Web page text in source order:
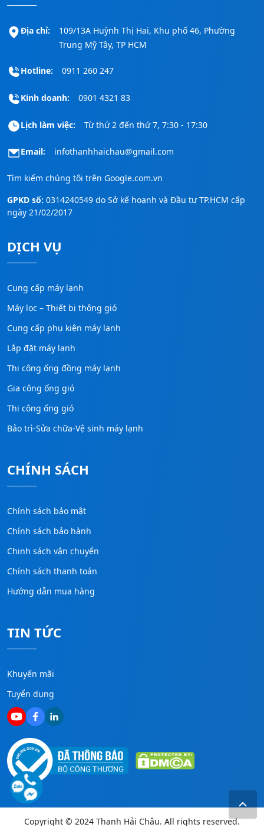
Địa chỉ:
109/13A Huỳnh Thị Hai, Khu phố 46, Phường
Trung Mỹ Tây, TP HCM
Hotline: 0911 260 247
Kinh doanh: 0901 4321 83
Lịch làm việc: Từ thứ 2 đến thứ 7, 7:30 - 17:30
Email: infothanhhaichau@gmail.com
Tìm kiếm chúng tôi trên Google.com.vn
GPKD số: 0314240549 do Sở kế hoạnh và Đầu tư TP.HCM cấp
ngày 21/02/2017
DỊCH VỤ
Cung cấp máy lạnh
Máy lọc – Thiết bị thông gió
Cung cấp phụ kiện máy lạnh
Lắp đặt máy lạnh
Thi công ống đồng máy lạnh
Gia công ống gió
Thi công ống gió
Bảo trì-Sửa chữa-Vệ sinh máy lạnh
CHÍNH SÁCH
Chính sách bảo mật
Chính sách bảo hành
Chinh sách vận chuyển
Chính sách thanh toán
Hướng dẫn mua hàng
TIN TỨC
Khuyến mãi
Tuyển dụng
Copyright © 2024 Thanh Hải Châu. All rights reserved.